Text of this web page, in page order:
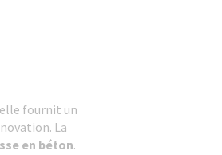
fournit un
La
en béton.